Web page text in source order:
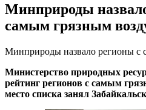
Минприроды
самым грязным
Минприроды назвало регионы с
Министерство природных
рейтинг регионов с самым
место списка занял